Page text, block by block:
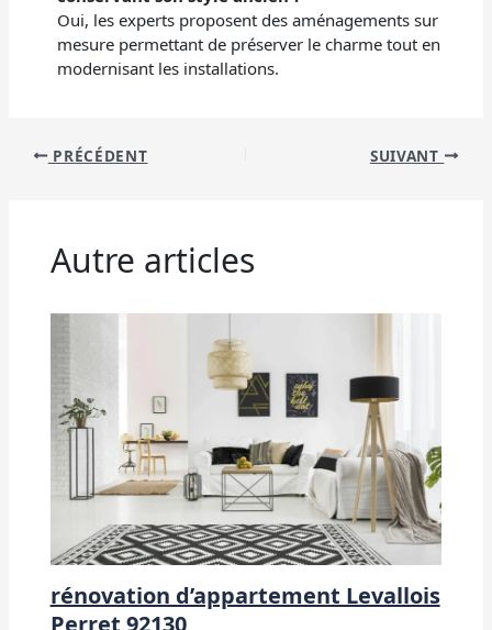
Oui, les experts proposent des aménagements sur
mesure permettant de préserver le charme tout en
modernisant les installations.
PRÉCÉDENT SUIVANT
Autre articles
rénovation d’appartement Levallois